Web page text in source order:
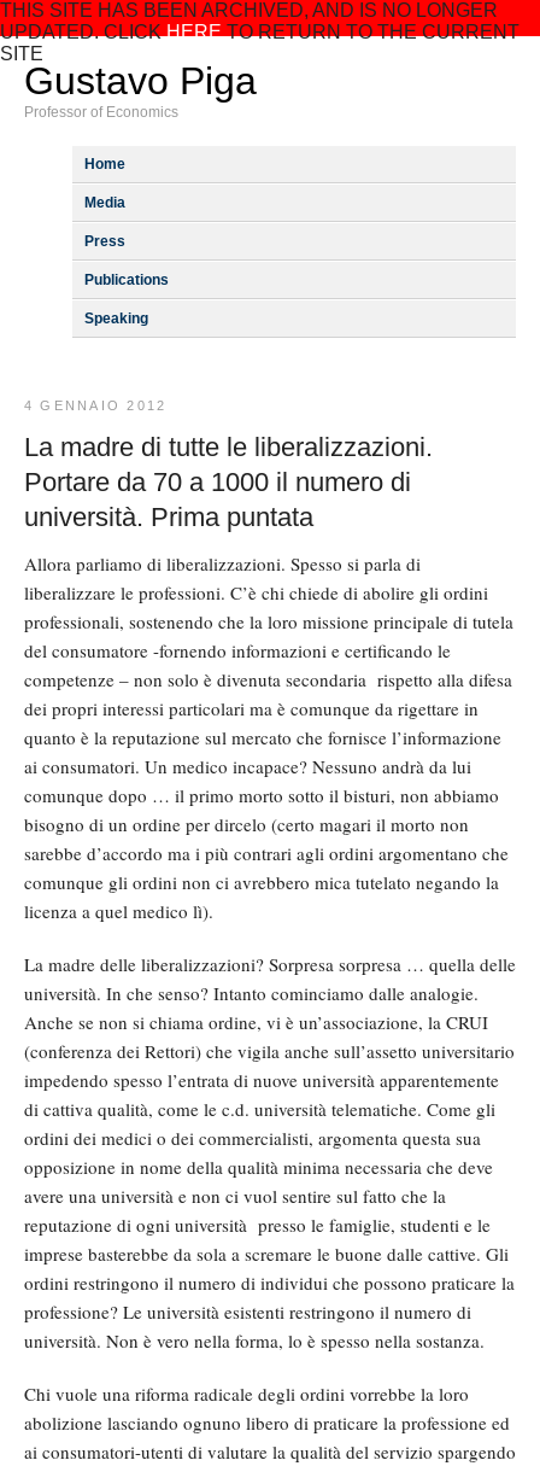
THIS SITE HAS BEEN ARCHIVED, AND IS NO LONGER
UPDATED. CLICKHERETO RETURN TO THE CURRENT
SITE
Gustavo Piga
Professor of Economics
Home
Media
Press
Publications
Speaking
4 GENNAIO 2012
La madre di tutte le liberalizzazioni.
Portare da 70 a 1000 il numero di
università. Prima puntata
Allora parliamo di liberalizzazioni. Spesso si parla di
liberalizzare le professioni. C’è chi chiede di abolire gli ordini
professionali, sostenendo che la loro missione principale di tutela
del consumatore -fornendo informazioni e certificando le
competenze – non solo è divenuta secondaria rispetto alla difesa
dei propri interessi particolari ma è comunque da rigettare in
quanto è la reputazione sul mercato che fornisce l’informazione
ai consumatori. Un medico incapace? Nessuno andrà da lui
comunque dopo … il primo morto sotto il bisturi, non abbiamo
bisogno di un ordine per dircelo (certo magari il morto non
sarebbe d’accordo ma i più contrari agli ordini argomentano che
comunque gli ordini non ci avrebbero mica tutelato negando la
licenza a quel medico lì).
La madre delle liberalizzazioni? Sorpresa sorpresa … quella delle
università. In che senso? Intanto cominciamo dalle analogie.
Anche se non si chiama ordine, vi è un’associazione, la CRUI
(conferenza dei Rettori) che vigila anche sull’assetto universitario
impedendo spesso l’entrata di nuove università apparentemente
di cattiva qualità, come le c.d. università telematiche. Come gli
ordini dei medici o dei commercialisti, argomenta questa sua
opposizione in nome della qualità minima necessaria che deve
avere una università e non ci vuol sentire sul fatto che la
reputazione di ogni università presso le famiglie, studenti e le
imprese basterebbe da sola a scremare le buone dalle cattive. Gli
ordini restringono il numero di individui che possono praticare la
professione? Le università esistenti restringono il numero di
università. Non è vero nella forma, lo è spesso nella sostanza.
Chi vuole una riforma radicale degli ordini vorrebbe la loro
abolizione lasciando ognuno libero di praticare la professione ed
ai consumatori-utenti di valutare la qualità del servizio spargendo